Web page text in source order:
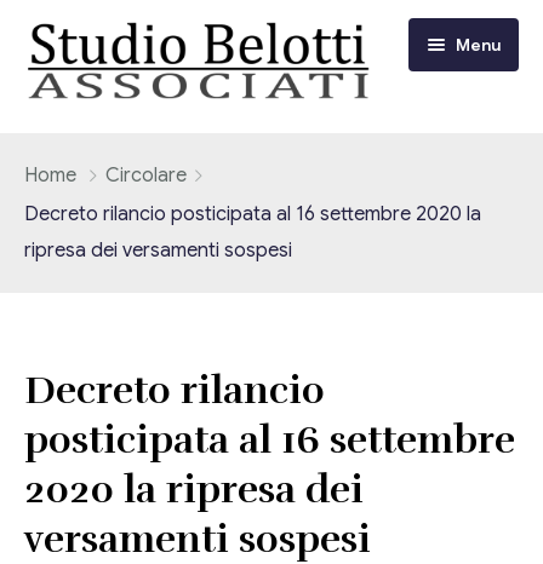
Menu
I nostri servizi
Adempimenti Dichiarativi e Fiscali
Contrattualistica Varia
Consulenza Societaria
Corsi FAD
Video/Tv
Home
Circolare
Decreto rilancio posticipata al 16 settembre 2020 la
ripresa dei versamenti sospesi
Decreto rilancio
posticipata al 16 settembre
2020 la ripresa dei
versamenti sospesi